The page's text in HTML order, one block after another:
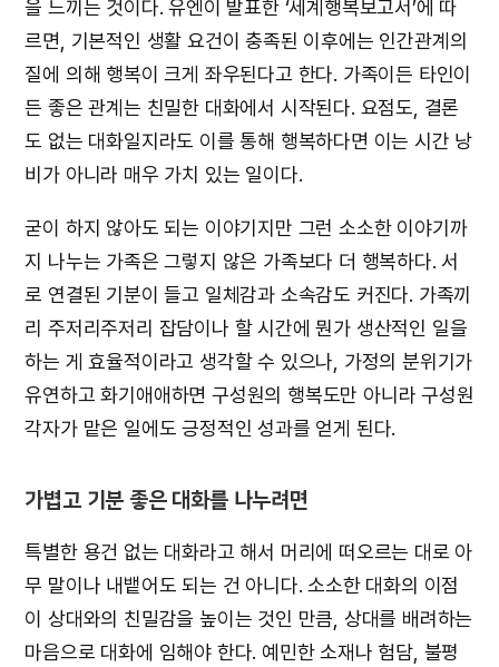
을 느끼는 것이다. 유엔이 발표한 ‘세계행복보고서’에 따
르면, 기본적인 생활 요건이 충족된 이후에는 인간관계의
질에 의해 행복이 크게 좌우된다고 한다. 가족이든 타인이
든 좋은 관계는 친밀한 대화에서 시작된다. 요점도, 결론
도 없는 대화일지라도 이를 통해 행복하다면 이는 시간 낭
비가 아니라 매우 가치 있는 일이다.
굳이 하지 않아도 되는 이야기지만 그런 소소한 이야기까
지 나누는 가족은 그렇지 않은 가족보다 더 행복하다. 서
로 연결된 기분이 들고 일체감과 소속감도 커진다. 가족끼
리 주저리주저리 잡담이나 할 시간에 뭔가 생산적인 일을
하는 게 효율적이라고 생각할 수 있으나, 가정의 분위기가
유연하고 화기애애하면 구성원의 행복도만 아니라 구성원
각자가 맡은 일에도 긍정적인 성과를 얻게 된다.
가볍고 기분 좋은 대화를 나누려면
특별한 용건 없는 대화라고 해서 머리에 떠오르는 대로 아
무 말이나 내뱉어도 되는 건 아니다. 소소한 대화의 이점
이 상대와의 친밀감을 높이는 것인 만큼, 상대를 배려하는
마음으로 대화에 임해야 한다. 예민한 소재나 험담, 불평